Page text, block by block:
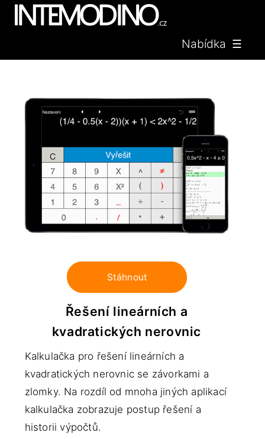
Nabídka ☰
Stáhnout
Řešení lineárních a
kvadratických nerovnic
Kalkulačka pro řešení lineárních a
kvadratických nerovnic se závorkami a
zlomky. Na rozdíl od mnoha jiných aplikací
kalkulačka zobrazuje postup řešení a
historii výpočtů.